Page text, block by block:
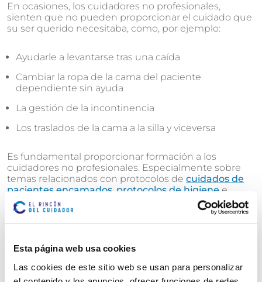
Esta página web usa cookies
Las cookies de este sitio web se usan para personalizar
En ocasiones, los cuidadores no profesionales,
sienten que no pueden proporcionar el cuidado que
su ser querido necesitaba, como, por ejemplo:
Ayudarle a levantarse tras una caída
Cambiar la ropa de la cama del paciente
dependiente sin ayuda
La gestión de la incontinencia
Los traslados de la cama a la silla y viceversa
Es fundamental proporcionar formación a los
cuidadores no profesionales. Especialmente sobre
temas relacionados con protocolos de cuidados de
pacientes encamados protocolos de higiene e
intervenciones de emergencia.
situación particular del cuidador y del paciente
dependiente. Esto incluye la formación en todas las
temáticas necesarias como el proceso de la